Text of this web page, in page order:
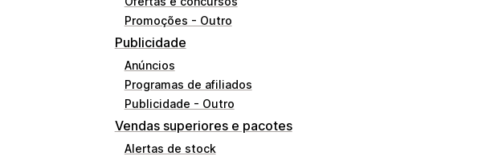
Promoções - Outro
Publicidade
Anúncios
Programas de afiliados
Publicidade - Outro
Vendas superiores e pacotes
Alertas de stock